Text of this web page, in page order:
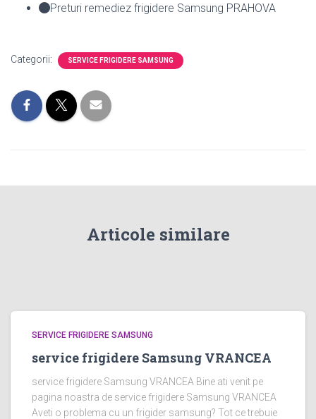
Preturi remediez frigidere Samsung PRAHOVA
Categorii: SERVICE FRIGIDERE SAMSUNG
Articole similare
SERVICE FRIGIDERE SAMSUNG
service frigidere Samsung VRANCEA
service frigidere Samsung VRANCEA Bine ati venit pe
pagina noastra de service frigidere Samsung VRANCEA
Aveti o problema cu un frigider samsung? Tot ce trebuie